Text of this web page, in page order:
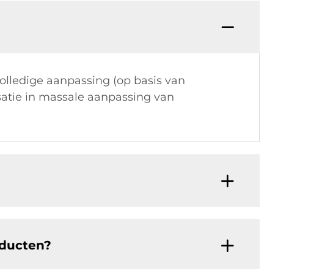
aanpassing (op basis van
in massale aanpassing van